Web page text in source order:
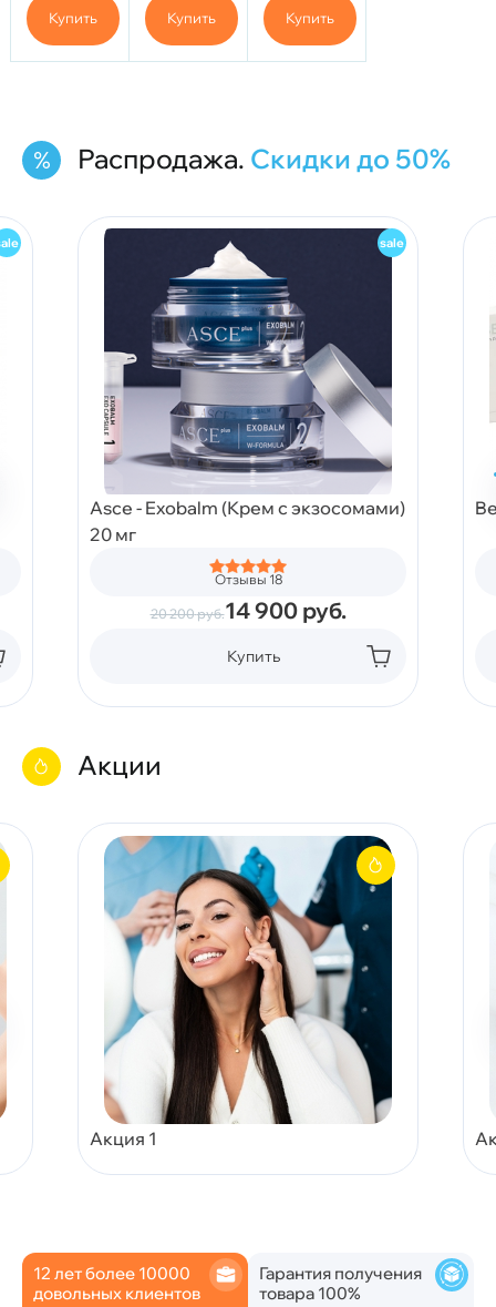
Купить Купить
флаконов)
Купить
Распродажа. Скидки до 50%
Asce - Exobalm (Крем с экзосомами)
20 мг
Отзывы 18
20 200руб.14 900 руб.
Купить
Акции
Акция 1
12 лет более 10000
довольных клиентов
Гарантия получения
товара 100%